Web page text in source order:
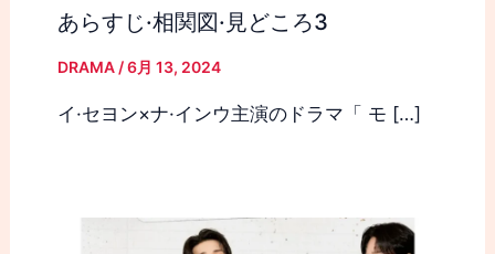
あらすじ·相関図·見どころ3
DRAMA/6月 13, 2024
イ·セヨン×ナ·インウ主演のドラマ「 モ […]